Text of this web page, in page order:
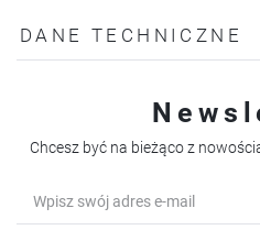
DANE TECHNICZNE
Chcesz być na bieżąco z